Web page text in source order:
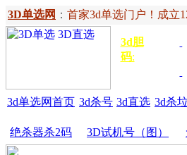
3D单选网 ： 首家3d单选门户！成立
3d胆
码:
3d单选网首页 3d杀号 3d直选 3d杀
绝杀器杀2码 3D试机号（图）